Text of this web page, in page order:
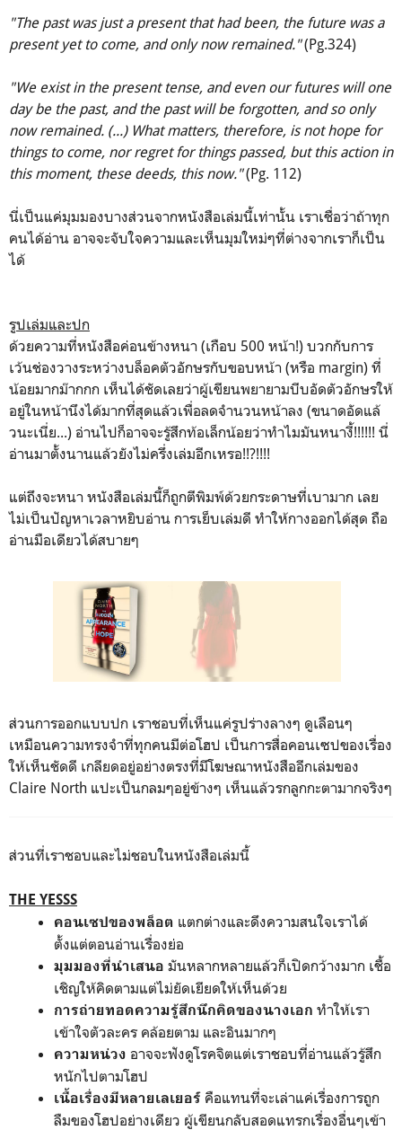
"The past was just a present that had been, the future was a
present yet to come, and only now remained."(Pg.324)
"We exist in the present tense, and even our futures will one
day be the past, and the past will be forgotten, and so only
now remained. (...) What matters, therefore, is not hope for
things to come, nor regret for things passed, but this action in
this moment, these deeds, this now."(Pg. 112)
นี่เป็นแค่มุมมองบางส่วนจากหนังสือเล่มนี้เท่านั้น เราเชื่อว่าถ้าทุก
คนได้อ่าน อาจจะจับใจความและเห็นมุมใหม่ๆที่ต่างจากเราก็เป็น
ได้
รูปเล่มและปก
ด้วยความที่หนังสือค่อนข้างหนา (เกือบ 500 หน้า!) บวกกับการ
เว้นช่องวางระหว่างบล็อคตัวอักษรกับขอบหน้า (หรือ margin) ที่
น้อยมากม๊ากกก เห็นได้ชัดเลยว่าผู้เขียนพยายามบีบอัดตัวอักษรให้
อยู่ในหน้านึงได้มากที่สุดแล้วเพื่อลดจำนวนหน้าลง (ขนาดอัดแล้
วนะเนี่ย...) อ่านไปก็อาจจะรู้สึกท้อเล็กน้อยว่าทำไมมันหนางี้!!!!!! นี่
อ่านมาตั้งนานแล้วยังไม่ครึ่งเล่มอีกเหรอ!!?!!!!
แต่ถึงจะหนา หนังสือเล่มนี้ก็ถูกตีพิมพ์ด้วยกระดาษที่เบามาก เลย
ไม่เป็นปัญหาเวลาหยิบอ่าน การเย็บเล่มดี ทำให้กางออกได้สุด ถือ
อ่านมือเดียวได้สบายๆ
ส่วนการออกแบบปก เราชอบที่เห็นแค่รูปร่างลางๆ ดูเลือนๆ
เหมือนความทรงจำที่ทุกคนมีต่อโฮป เป็นการสื่อคอนเซปของเรื่อง
ให้เห็นชัดดี เกลียดอยู่อย่างตรงที่มีโฆษณาหนังสืออีกเล่มของ
Claire North แปะเป็นกลมๆอยู่ข้างๆ เห็นแล้วรกลูกกะตามากจริงๆ
ส่วนที่เราชอบและไม่ชอบในหนังสือเล่มนี้
THE YESSS
คอนเซปของพล็อต แตกต่างและดึงความสนใจเราได้
ตั้งแต่ตอนอ่านเรื่องย่อ
มุมมองที่นำเสนอ มันหลากหลายแล้วก็เปิดกว้างมาก เชื้อ
เชิญให้คิดตามแต่ไม่ยัดเยียดให้เห็นด้วย
การถ่ายทอดความรู้สึกนึกคิดของนางเอก ทำให้เรา
เข้าใจตัวละคร คล้อยตาม และอินมากๆ
ความหน่วง อาจจะฟังดูโรคจิตแต่เราชอบที่อ่านแล้วรู้สึก
หนักไปตามโฮป
เนื้อเรื่องมีหลายเลเยอร์ คือแทนที่จะเล่าแค่เรื่องการถูก
ลืมของโฮปอย่างเดียว ผู้เขียนกลับสอดแทรกเรื่องอื่นๆเข้า